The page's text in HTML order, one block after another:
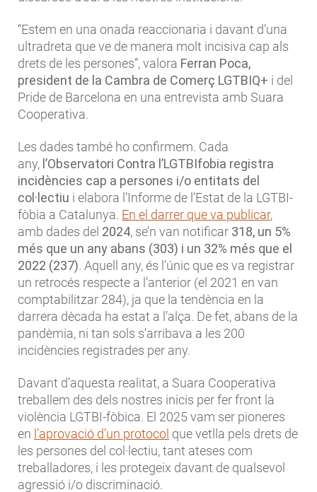
“Estem en una onada reaccionaria i davant d’una
ultradreta que ve de manera molt incisiva cap als
drets de les persones”, valora Ferran Poca,
president de la Cambra de Comerç LGTBIQ+ i del
Pride de Barcelona en una entrevista amb Suara
Cooperativa.
Les dades també ho confirmem. Cada
any, l’Observatori Contra l’LGTBIfobia registra
incidències cap a persones i/o entitats del
col·lectiu i elabora l’Informe de l’Estat de la LGTBI-
fòbia a Catalunya. En el darrer que va publicar,
amb dades del 2024, se’n van notificar 318, un 5%
més que un any abans (303) i un 32% més que el
2022 (237). Aquell any, és l’únic que es va registrar
un retrocés respecte a l’anterior (el 2021 en van
comptabilitzar 284), ja que la tendència en la
darrera dècada ha estat a l’alça. De fet, abans de la
pandèmia, ni tan sols s’arribava a les 200
incidències registrades per any.
Davant d’aquesta realitat, a Suara Cooperativa
treballem des dels nostres inicis per fer front la
violència LGTBI-fòbica. El 2025 vam ser pioneres
en l’aprovació d’un protocol que vetlla pels drets de
les persones del col·lectiu, tant ateses com
treballadores, i les protegeix davant de qualsevol
agressió i/o discriminació.